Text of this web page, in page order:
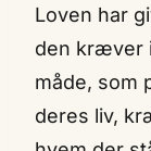
Loven har
den kræver
måde, som
deres liv,